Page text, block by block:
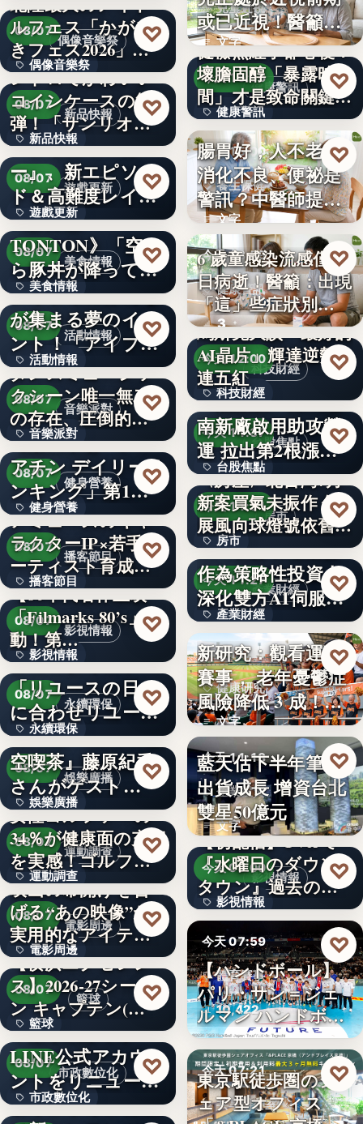
3名
偶像音樂祭
08/07
偶像音樂祭
47
ルフェス「かがや
きフェス2026」第5
弾…
♡
新品快報
08/07
新品快報
400
レトロでかわいい
コインケースの第2
弾！「サンリオキ
ャラク…
♡
遊戲更新
08/07
遊戲更新
文字
『ソウルワーカ
ー』、新エピソー
ド＆高難度レイド
を実装！新…
♡
美食情報
08/07
美食情報
文字
《豚丼屋
TONTON》「空か
ら豚丼が降ってき
た」が現実に…
♡
活動情報
08/07
活動情報
文字
アイプリのみんな
が集まる夢のイベ
ント！「アイプリ
ワールド…
♡
音樂派對
08/07
音樂派對
5
ダンスミュージッ
クシーン唯一無二
の存在、圧倒的な
カリスマ…
♡
健身營養
08/07
健身營養
文字
【楽天市場「クレ
アチン デイリーラ
ンキング」第1位
獲得(…
♡
播客節目
08/07
播客節目
36年
アミューズのキャ
ラクターIP×若手ア
ーティスト育成コ
ンテ…
♡
影視情報
08/07
影視情報
40
【80年代名作上映
「Filmarks 80’s」始
動！第…
♡
永續環保
08/07
永續環保
文字
エコスタイル、
「リユースの日」
に合わせリユース
文化の普及…
♡
娛樂廣播
08/07
娛樂廣播
文字
interfm『Runeの星
空喫茶』藤原紀香
さんがゲスト…
♡
運動調查
08/07
運動調查
34%
女性ゴルファーの
34％が健康面の充実
を実感！ゴルフを
始め…
♡
電影周邊
08/07
電影周邊
75
映画の幕開けを告
げる“あの映像”が
実用的なアイテム
に！「…
♡
籃球
08/07
籃球
3
【横浜エクセレン
ス】2026-27シーズ
ン キャプテン(…
♡
市政數位化
08/07
市政數位化
千葉県茂原市が
LINE公式アカウ
ントをリニューア
ル！プレ…
♡
ポイントインカム
兒童近視
文字
或已近視！醫籲
1…
健康警訊
今天 15:56
健康警訊
69
健檢無紅字卻心梗？
壞膽固醇「暴露時
間」才是致命關鍵 -
…
♡
今天 15:00
養生保健
文字
腸胃好，人不老！
消化不良、便祕是
警訊？中醫師提點
老人腸胃…
♡
今天 13:59
健康警訊
3
6 歲童感染流感僅 3
日病逝！醫籲：出現
「這」些症狀別…
♡
科技財經
今天 12:00
科技財經
15.4%
馬斯克大讚「最好的
AI晶片」輝達逆勢
連五紅
♡
台股焦點
今天 11:37
台股焦點
文字
〈焦點股〉喬山越
南新廠啟用助攻營
運 拉出第2根漲停
但未鎖…
♡
房市
今天 11:31
房市
35.5
〈房產〉北台灣7月
新案買氣未振作 住
展風向球燈號依舊閃
衰…
♡
產業財經
今天 11:27
產業財經
文字
M31私募引進信驊
作為策略性投資人
深化雙方AI伺服
器…
♡
今天 11:21
健康研究
文字
新研究：觀看運動
賽事， 老年憂鬱症
風險降低 3 成！身
心…
♡
今天 11:18
企業投資
文字
藍天估下半年筆電
出貨成長 增資台北
雙星50億元
♡
影視情報
今天 08:00
影視情報
12
【初配信】TVerで
『水曜日のダウン
タウン』過去の傑
作エ…
♡
今天 07:59
體育賽事
10,422
【ハンドボール】
パリ・サン＝ジェ
ルマン ハンドボー
ルジ…
♡
今天 07:21
共享辦公室
東京駅徒歩圏のシ
ェア型オフィス
♡